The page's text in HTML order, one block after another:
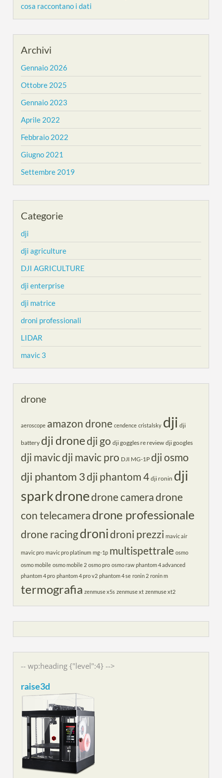
cosa raccontano i dati
Archivi
Gennaio 2026
Ottobre 2025
Gennaio 2023
Aprile 2022
Febbraio 2022
Giugno 2021
Settembre 2019
Categorie
dji
dji agriculture
DJI AGRICULTURE
dji enterprise
dji matrice
droni professionali
LIDAR
mavic 3
drone
aeroscope amazon drone cendence cristalsky dji dji
battery dji dronedji go dji goggles re review dji googles
dji mavicdji mavic pro DJI MG-1P dji osmo
dji phantom 3dji phantom 4 dji ronin dji
sparkdronedrone cameradrone
con telecameradrone professionale
drone racingdronidroni prezzi mavic air
mavic pro mavic pro platinum mg-1p multispettrale osmo
osmo mobile osmo mobile 2 osmo pro osmo raw phantom 4 advanced
phantom 4 pro phantom 4 pro v2 phantom 4 se ronin 2 ronin m
termografia zenmuse x5s zenmuse xt zenmuse xt2
-- wp:heading {"level":4} -->
raise3d